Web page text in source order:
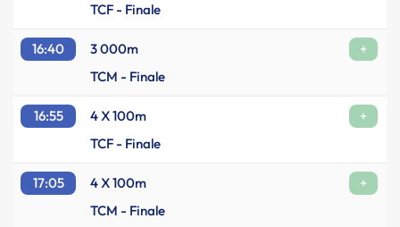
TCF - Finale
16:40 3 000m
+
TCM - Finale
16:55 4 X 100m
+
TCF - Finale
17:05 4 X 100m
+
TCM - Finale